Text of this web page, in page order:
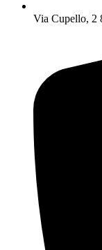
Via Cupello, 2